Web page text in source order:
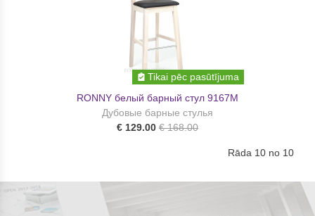
Tikai pēc pasūtījuma
RONNY белый барный стул 9167M
Дубовые барные стулья
€ 129.00 € 168.00
Rāda 10 no 10